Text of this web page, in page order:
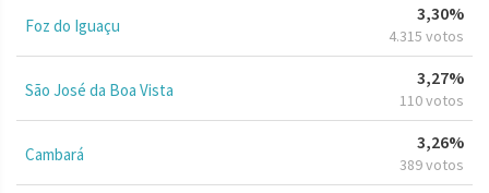
Foz do Iguaçu
3,30%
4.315 votos
São José da Boa Vista
3,27%
110 votos
Cambará
3,26%
389 votos